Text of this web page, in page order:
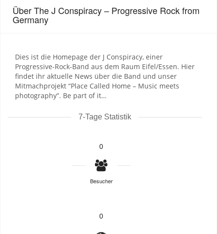
Über The J Conspiracy – Progressive Rock from
Germany
Dies ist die Homepage der J Conspiracy, einer
Progressive-Rock-Band aus dem Raum Eifel/Essen. Hier
findet ihr aktuelle News über die Band und unser
Mitmachprojekt “Place Called Home – Music meets
photography”. Be part of it…
7-Tage Statistik
0
Besucher
0